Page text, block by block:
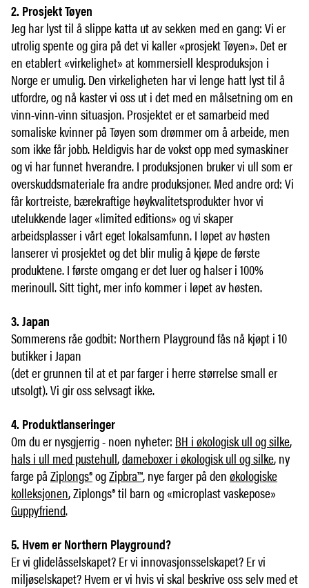
2. Prosjekt Tøyen
Jeg har lyst til å slippe katta ut av sekken med en gang: Vi er
utrolig spente og gira på det vi kaller «prosjekt Tøyen». Det er
en etablert «virkelighet» at kommersiell klesproduksjon i
Norge er umulig. Den virkeligheten har vi lenge hatt lyst til å
utfordre, og nå kaster vi oss ut i det med en målsetning om en
vinn-vinn-vinn situasjon. Prosjektet er et samarbeid med
somaliske kvinner på Tøyen som drømmer om å arbeide, men
som ikke får jobb. Heldigvis har de vokst opp med symaskiner
og vi har funnet hverandre. I produksjonen bruker vi ull som er
overskuddsmateriale fra andre produksjoner. Med andre ord: Vi
får kortreiste, bærekraftige høykvalitetsprodukter hvor vi
utelukkende lager «limited editions» og vi skaper
arbeidsplasser i vårt eget lokalsamfunn. I løpet av høsten
lanserer vi prosjektet og det blir mulig å kjøpe de første
produktene. I første omgang er det luer og halser i 100%
merinoull. Sitt tight, mer info kommer i løpet av høsten.
3. Japan
Sommerens råe godbit: Northern Playground fås nå kjøpt i 10
butikker i Japan
(det er grunnen til at et par farger i herre størrelse small er
utsolgt). Vi gir oss selvsagt ikke.
4. Produktlanseringer
Om du er nysgjerrig - noen nyheter: BH i økologisk ull og silke,
hals i ull med pustehull,dameboxer i økologisk ull og silke, ny
farge påZiplongs®ogZipbra™, nye farger på denøkologiske
kolleksjonen, Ziplongs® til barn og «microplast vaskepose»
Guppyfriend.
5. Hvem er Northern Playground?
Er vi glidelåsselskapet? Er vi innovasjonsselskapet? Er vi
miljøselskapet? Hvem er vi hvis vi skal beskrive oss selv med et